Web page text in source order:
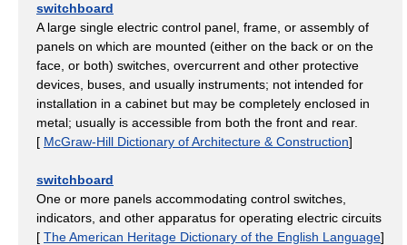
switchboard
A large single electric control panel, frame, or assembly of
panels on which are mounted (either on the back or on the
face, or both) switches, overcurrent and other protective
devices, buses, and usually instruments; not intended for
installation in a cabinet but may be completely enclosed in
metal; usually is accessible from both the front and rear.
[ McGraw-Hill Dictionary of Architecture & Construction]
switchboard
One or more panels accommodating control switches,
indicators, and other apparatus for operating electric circuits
[ The American Heritage Dictionary of the English Language]